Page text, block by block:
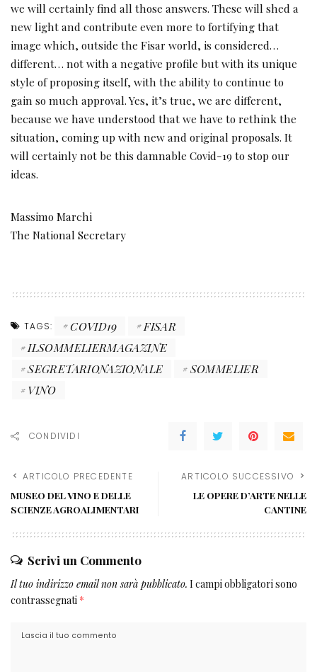
we will certainly find all those answers. These will shed a
new light and contribute even more to fortifying that
image which, outside the Fisar world, is considered…
different… not with a negative profile but with its unique
style of proposing itself, with the ability to continue to
gain so much approval. Yes, it’s true, we are different,
because we have understood that we have to rethink the
situation, coming up with new and original proposals. It
will certainly not be this damnable Covid-19 to stop our
ideas.
Massimo Marchi
The National Secretary
TAGS: COVID19
FISAR
ILSOMMELIERMAGAZINE
SEGRETARIONAZIONALE
SOMMELIER
VINO
CONDIVIDI
ARTICOLO PRECEDENTE
MUSEO DEL VINO E DELLE
SCIENZE AGROALIMENTARI
ARTICOLO SUCCESSIVO
LE OPERE D’ARTE NELLE
CANTINE
Scrivi un Commento
Il tuo indirizzo email non sarà pubblicato. I campi obbligatori sono
contrassegnati *